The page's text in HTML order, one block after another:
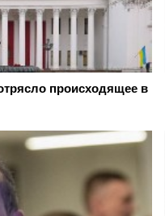
происходящее в